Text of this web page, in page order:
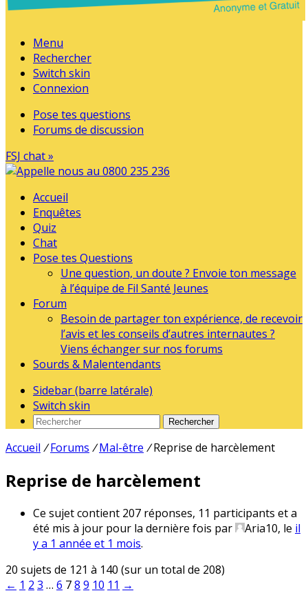
Menu
Rechercher
Switch skin
Connexion
Pose tes questions
Forums de discussion
FSJ chat »
Accueil
Enquêtes
Quiz
Chat
Pose tes Questions
Une question, un doute ? Envoie ton message
à l’équipe de Fil Santé Jeunes
Forum
Besoin de partager ton expérience, de recevoir
l’avis et les conseils d’autres internautes ?
Viens échanger sur nos forums
Sourds & Malentendants
Sidebar (barre latérale)
Switch skin
Rechercher
Accueil / Forums / Mal-être / Reprise de harcèlement
Reprise de harcèlement
Ce sujet contient 207 réponses, 11 participants et a
été mis à jour pour la dernière fois par
Aria10, le il
y a 1 année et 1 mois.
20 sujets de 121 à 140 (sur un total de 208)
← 1 2 3 … 6 78 9 10 11 →